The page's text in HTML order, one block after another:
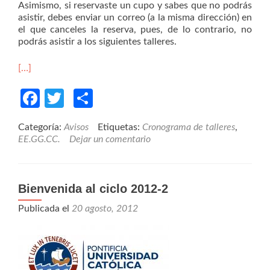
Asimismo, si reservaste un cupo y sabes que no podrás
asistir, debes enviar un correo (a la misma dirección) en
el que canceles la reserva, pues, de lo contrario, no
podrás asistir a los siguientes talleres.
[…]
Facebook
Twitter
Categoría: Avisos Etiquetas: Cronograma de talleres,
EE.GG.CC.
Dejar un comentario
Bienvenida al ciclo 2012-2
Publicada el 20 agosto, 2012